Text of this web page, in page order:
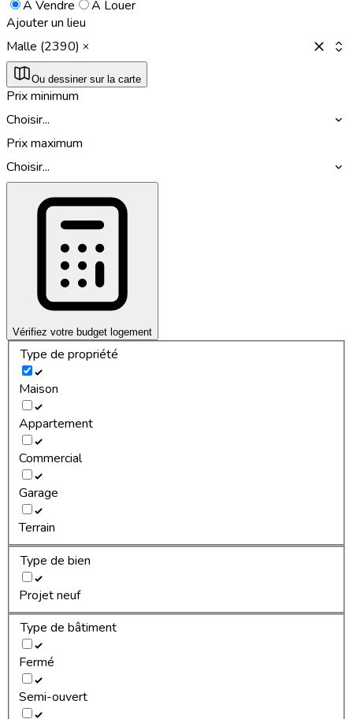
À Vendre
À Louer
Ajouter un lieu
Malle (2390)
Ou dessiner sur la carte
Prix minimum
Choisir...
Prix maximum
Choisir...
Vérifiez votre budget logement
Type de propriété
Maison
Appartement
Commercial
Garage
Terrain
Type de bien
Projet neuf
Type de bâtiment
Fermé
Semi-ouvert